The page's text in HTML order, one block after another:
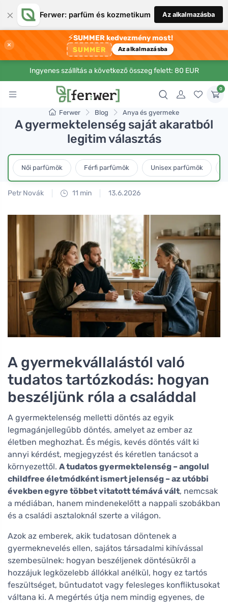
× Ferwer: parfüm és kozmetikum Az alkalmazásba
×
⚡SUMMER kedvezmény most!
SUMMER Az alkalmazásba
Ingyenes szállítás a következő összeg felett: 80 EUR
0
Ferwer Blog Anya és gyermeke
A gyermektelenség saját akaratból
legitim választás
Női parfümök Férfi parfümök Unisex parfümök
Petr Novák 11 min 13.6.2026
A gyermekvállalástól való
tudatos tartózkodás: hogyan
beszéljünk róla a családdal
A gyermektelenség melletti döntés az egyik
legmagánjellegűbb döntés, amelyet az ember az
életben meghozhat. És mégis, kevés döntés vált ki
annyi kérdést, megjegyzést és kéretlen tanácsot a
környezettől. A tudatos gyermektelenség – angolul
childfree életmódként ismert jelenség – az utóbbi
években egyre többet vitatott témává vált, nemcsak
a médiában, hanem mindenekelőtt a nappali szobákban
és a családi asztaloknál szerte a világon.
Azok az emberek, akik tudatosan döntenek a
gyermeknevelés ellen, sajátos társadalmi kihívással
szembesülnek: hogyan beszéljenek döntésükről a
hozzájuk legközelebb állókkal anélkül, hogy ez tartós
feszültséget, bűntudatot vagy felesleges konfliktusokat
váltana ki. A megértés útja nem mindig egyenes, de